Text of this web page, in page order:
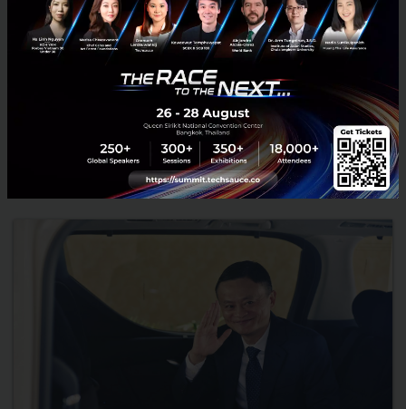
'แจ็ค หม่า' เกษียณตัวเอง: ลงจากตำแหน่งประธานฯ Alibaba
จริงภายในปีหน้า
ก่อนหน้านี้มีข่าวออกมาว่า 'แจ็ค หม่า' (Jack Ma) กำลังจะลงจากตำแหน่ง
ประธานกรรมการบริหาร (Executive Chairman) ของบริษัท Alibaba
Group ภายในวันจันทร์นี้ โดยเตรียมทำงานเกี่ยวกับด้านการ...
Techsauce Team
Alibaba E-Commerce